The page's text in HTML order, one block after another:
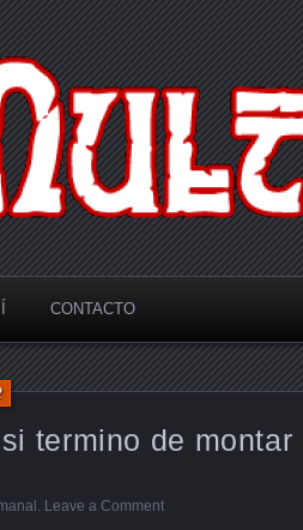
CONTACTO
termino de montar
. Leave a Comment